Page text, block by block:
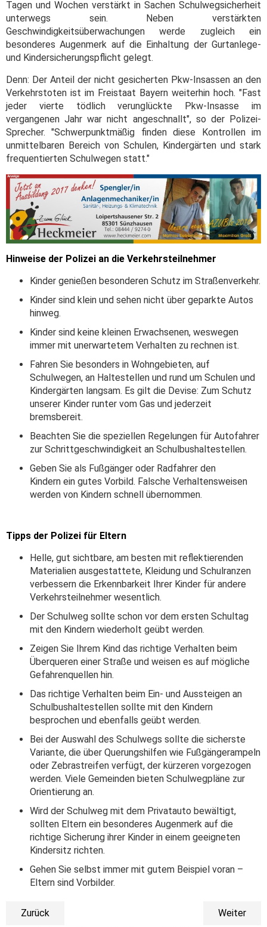
Tagen und Wochen verstärkt in Sachen Schulwegsicherheit
unterwegs sein. Neben verstärkten
Geschwindigkeitsüberwachungen werde zugleich ein
besonderes Augenmerk auf die Einhaltung der Gurtanlege-
und Kindersicherungspflicht gelegt.
Denn: Der Anteil der nicht gesicherten Pkw-Insassen an den
Verkehrstoten ist im Freistaat Bayern weiterhin hoch. "Fast
jeder vierte tödlich verunglückte Pkw-Insasse im
vergangenen Jahr war nicht angeschnallt", so der Polizei-
Sprecher. "Schwerpunktmäßig finden diese Kontrollen im
unmittelbaren Bereich von Schulen, Kindergärten und stark
frequentierten Schulwegen statt."
Hinweise der Polizei an die Verkehrsteilnehmer
Kinder genießen besonderen Schutz im Straßenverkehr.
Kinder sind klein und sehen nicht über geparkte Autos
hinweg.
Kinder sind keine kleinen Erwachsenen, weswegen
immer mit unerwartetem Verhalten zu rechnen ist.
Fahren Sie besonders in Wohngebieten, auf
Schulwegen, an Haltestellen und rund um Schulen und
Kindergärten langsam. Es gilt die Devise: Zum Schutz
unserer Kinder runter vom Gas und jederzeit
bremsbereit.
Beachten Sie die speziellen Regelungen für Autofahrer
zur Schrittgeschwindigkeit an Schulbushaltestellen.
Geben Sie als Fußgänger oder Radfahrer den
Kindern ein gutes Vorbild. Falsche Verhaltensweisen
werden von Kindern schnell übernommen.
Tipps der Polizei für Eltern
Helle, gut sichtbare, am besten mit reflektierenden
Materialien ausgestattete, Kleidung und Schulranzen
verbessern die Erkennbarkeit Ihrer Kinder für andere
Verkehrsteilnehmer wesentlich.
Der Schulweg sollte schon vor dem ersten Schultag
mit den Kindern wiederholt geübt werden.
Zeigen Sie Ihrem Kind das richtige Verhalten beim
Überqueren einer Straße und weisen es auf mögliche
Gefahrenquellen hin.
Das richtige Verhalten beim Ein- und Aussteigen an
Schulbushaltestellen sollte mit den Kindern
besprochen und ebenfalls geübt werden.
Bei der Auswahl des Schulwegs sollte die sicherste
Variante, die über Querungshilfen wie Fußgängerampeln
oder Zebrastreifen verfügt, der kürzeren vorgezogen
werden. Viele Gemeinden bieten Schulwegpläne zur
Orientierung an.
Wird der Schulweg mit dem Privatauto bewältigt,
sollten Eltern ein besonderes Augenmerk auf die
richtige Sicherung ihrer Kinder in einem geeigneten
Kindersitz richten.
Gehen Sie selbst immer mit gutem Beispiel voran –
Eltern sind Vorbilder.
Zurück Weiter